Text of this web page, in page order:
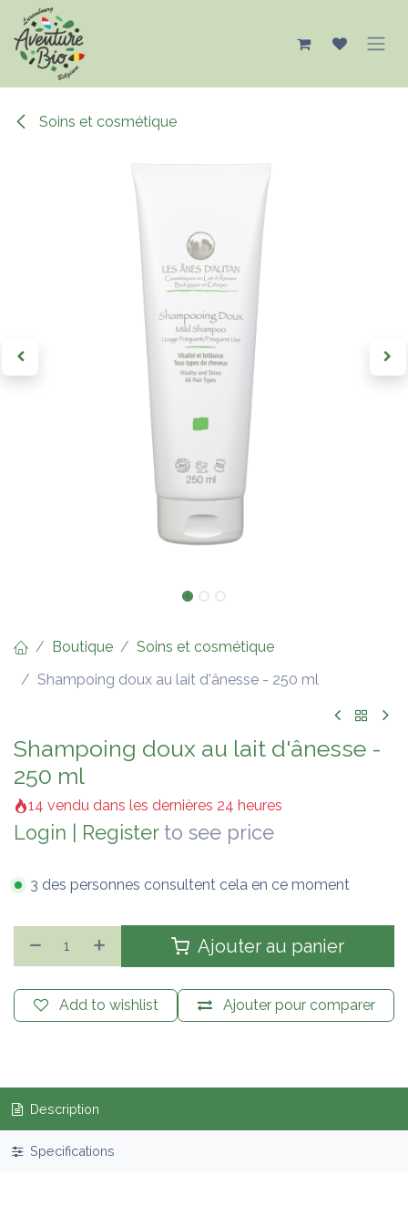
Se rendre au contenu
Soins et cosmétique
Boutique
Soins et cosmétique
Shampoing doux au lait d'ânesse - 250 ml
Shampoing doux au lait d'ânesse -
250 ml
14 vendu dans les dernières 24 heures
Login Register to see price
3 des personnes consultent cela en ce moment
Ajouter au panier
Ajouter pour comparer
Add to wishlist
Description
Specifications